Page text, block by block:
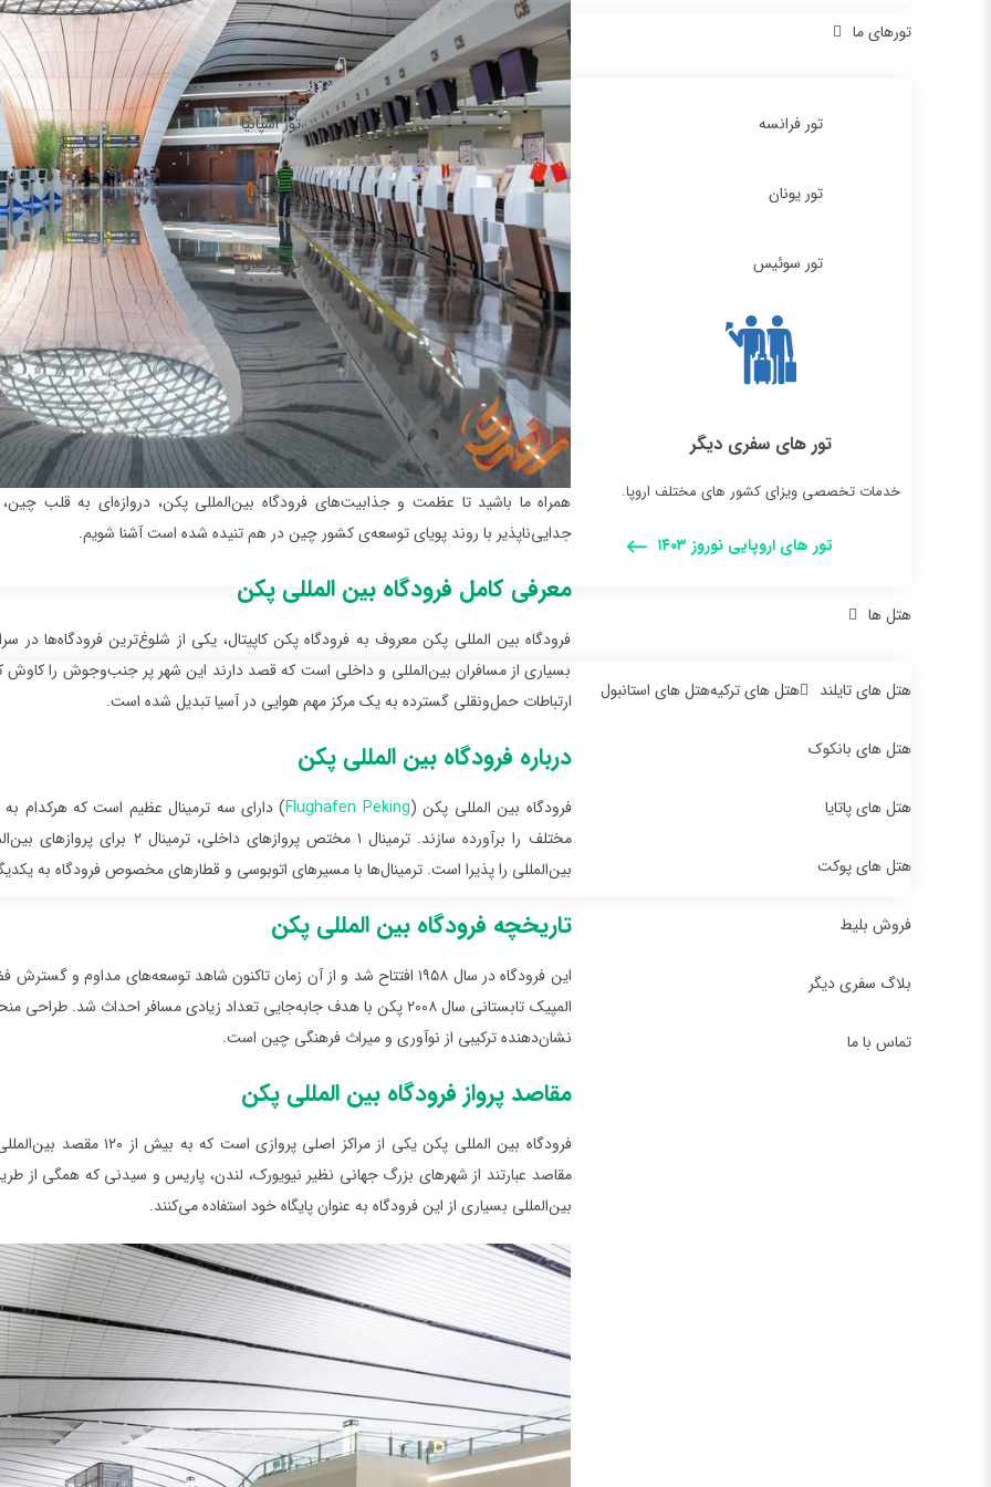
تورهای ما
تور فرانسه تور اسپانیا
تور یونان تور ایتالیا
تور سوئیس تور پرتغال
تور های سفری دیگر
خدمات تخصصی ویزای کشور های مختلف اروپا.
تور های اروپایی نوروز ۱۴۰۳
هتل ها
هتل های تایلند
هتل های بانکوک
هتل های پاتایا
هتل های پوکت
هتل های ترکیههتل های استانبول
فروش بلیط
بلاگ سفری دیگر
تماس با ما
همراه ما باشید تا عظمت و جذابیت‌های فرودگاه بین‌المللی پکن، دروازه‌ای به قلب
جدایی‌ناپذیر با روند پویای توسعه‌ی کشور چین در هم تنیده شده است آشنا شویم.
معرفی کامل فرودگاه بین‌ المللی پکن
فرودگاه بین‌ المللی پکن معروف به فرودگاه پکن کاپیتال، یکی از شلوغ‌ترین فرودگاه‌ها
بسیاری از مسافران بین‌المللی و داخلی است که قصد دارند این شهر پر جنب‌و‌جوش را کاوش
ارتباطات حمل‌ونقلی گسترده به یک مرکز مهم هوایی در آسیا تبدیل شده است.
درباره فرودگاه بین‌ المللی پکن
فرودگاه بین‌ المللی پکن (Flughafen Peking) دارای سه ترمینال عظیم است که هرکدام
بین‌المللی را پذیرا است. ترمینال‌ها با مسیرهای اتوبوسی و قطارهای مخصوص فرودگاه به
تاریخچه فرودگاه بین‌ المللی پکن
المپیک تابستانی سال ۲۰۰۸ پکن با هدف جابه‌جایی تعداد زیادی مسافر
نشان‌دهنده ترکیبی از نوآوری و میراث فرهنگی چین است.
مقاصد پرواز فرودگاه بین‌ المللی پکن
فرودگاه بین‌ المللی پکن
مقاصد عبارتند از شهرهای بزرگ جهانی نظیر نیویورک، لندن، پاریس و سیدنی که همگی از
بین‌المللی بسیاری از این فرودگاه به عنوان پایگاه خود استفاده می‌کنند.